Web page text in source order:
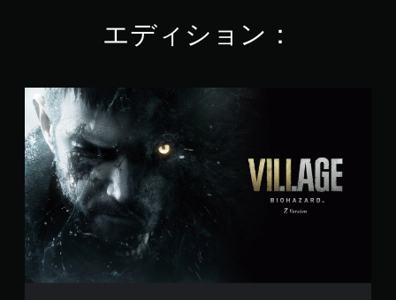
エディション：
タ
ン
ダ
ー
ド
エ
デ
ィ
シ
ョ